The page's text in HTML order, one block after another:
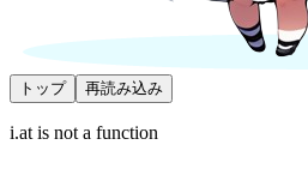
トップ 再読み込み
i.at is not a function